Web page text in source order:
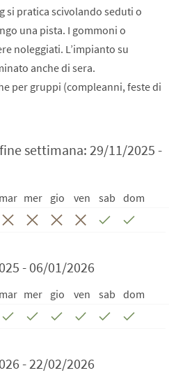
si pratica scivolando seduti o
una pista. I gommoni o
noleggiati. L’impianto su
anche di sera.
per gruppi (compleanni, feste di
settimana: 29/11/2025 -
mar mer gio ven sab dom
- 06/01/2026
mar mer gio ven sab dom
- 22/02/2026